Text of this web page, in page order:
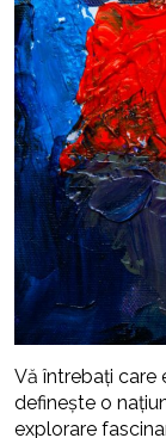
Vă întrebați care
definește o
explorare